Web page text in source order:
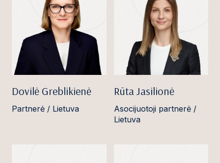
Dovilė Greblikienė
Partnerė / Lietuva
Rūta Jasilionė
Asocijuotoji partnerė /
Lietuva